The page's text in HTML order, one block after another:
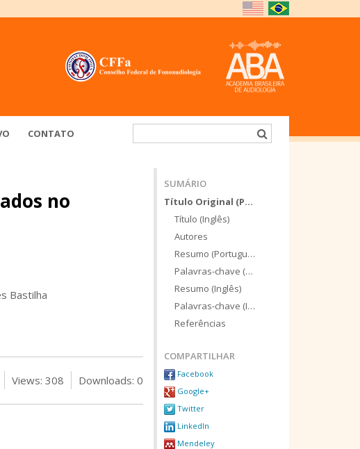
CONTATO
no
Bastilha
Downloads: 0
Views: 308
SUMÁRIO
Título Original (Português)
Título (Inglês)
Autores
Resumo (Português)
Palavras-chave (Português)
Resumo (Inglês)
Palavras-chave (Inglês)
Referências
COMPARTILHAR
Facebook
Google+
Twitter
LinkedIn
Mendeley